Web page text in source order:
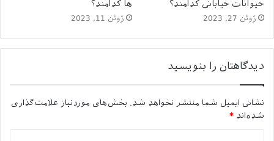
می‌دهد و تمرکز بیشتری به صاحب خود و خانواده های
انسانی پیدا می‌کند.
چند مورد مهم از مزایای عقیم سازی
حیوانات
بروز رفتارهای غیر قابل کنترل کاهش و رفتارهای جنسی
بهبود می‌یابد.
پرسه زدن و فرار حیوان به دنبال شرکای جنسی را کاهش
حیوانات خیابانی کدامند؟
ژوئن 27, 2023
ها کدامند؟
ژوئن 11, 2023
دیدگاهتان را بنویسید
نشانی ایمیل شما منتشر نخواهد شد. بخش‌های موردنیاز علامت‌گذاری
شده‌اند *